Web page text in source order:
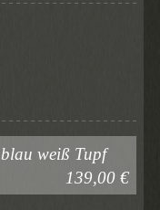
weiß Tupf
139,00 €